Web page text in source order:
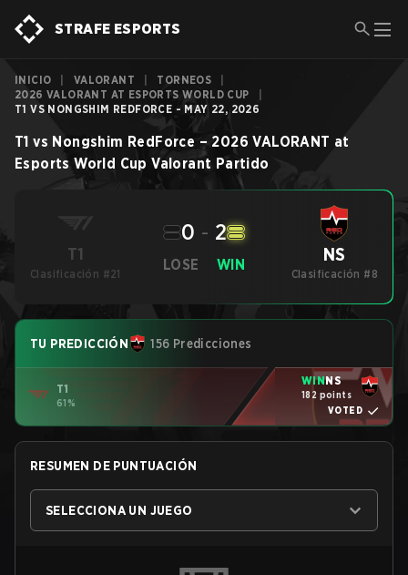
STRAFE ESPORTS
INICIO VALORANT TORNEOS
2026 VALORANT AT ESPORTS WORLD CUP
T1 VS NONGSHIM REDFORCE - MAY 22, 2026
T1 vs Nongshim RedForce – 2026 VALORANT at
Esports World Cup Valorant Partido
T1
Clasificación #21
LOSE
0 - 2
WIN NS
Clasificación #8
TU PREDICCIÓN 156 Predicciones
T1
61%
WINNS
182 points
VOTED
RESUMEN DE PUNTUACIÓN
SELECCIONA UN JUEGO